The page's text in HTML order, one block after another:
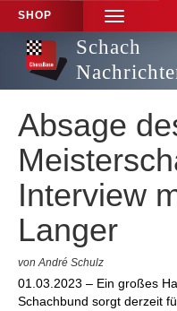
SHOP
TOGGLE
NAVIGATION
Schach
Absage
Interview
Langer
von André Schulz
01.03.2023 – Ein großes
Schachbund sorgt derzeit